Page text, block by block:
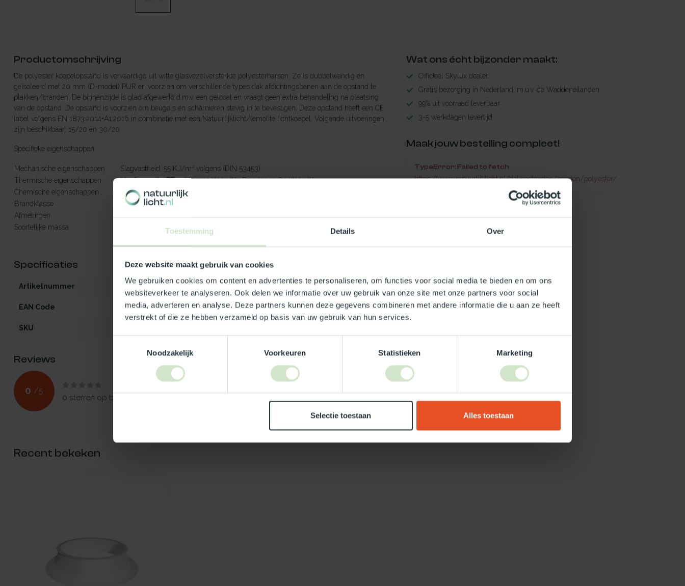
Toestemming Details Over
Deze website maakt gebruik van cookies
We gebruiken cookies om content en advertenties te personaliseren, om functies voor social media te bieden en om ons
websiteverkeer te analyseren. Ook delen we informatie over uw gebruik van onze site met onze partners voor social
media, adverteren en analyse. Deze partners kunnen deze gegevens combineren met andere informatie die u aan ze heeft
verstrekt of die ze hebben verzameld op basis van uw gebruik van hun services.
Noodzakelijk
Voorkeuren Statistieken Marketing
Selectie toestaan Alles toestaan
Productomschrijving
De polyester koepelopstand is vervaardigd uit witte glasvezelversterkte polyesterharsen. Ze is dubbelwandig en
geïsoleerd met 20 mm (D-model) PUR en voorzien om verschillende types dak afdichtingsbanen aan de opstand te
plakken/branden. De binnenzijde is glad afgewerkt d.m.v. een gelcoat en vraagt geen extra behandeling na plaatsing
van de opstand. De opstand is voorzien om beugels en scharnieren stevig in te bevestigen. Deze opstand heeft een CE
label volgens EN 1873:2014+A1:2016 in combinatie met een Natuurlijklicht/lemolite lichtkoepel. Volgende uitvoeringen
zijn beschikbaar: 15/20 en 30/20
Specifieke eigenschappen:
Mechanische eigenschappen
Slagvastheid: 55 KJ/m² volgens (DIN 53453)
Thermische eigenschappen
Uup*-waarde: PO15/25: 1,32 W/m²K. D30/20: 0,80 W/m²K
Chemische eigenschappen
Resistent aan de meeste zuren en basen
Brandklasse
Afmetingen
Hoogte 15/20 15 cm. Hoogte 30/30 30 cm
Soortelijke massa
1400 à 1600 kg/m³ bij 20°C
Specificaties
Artikelnummer DO-PY-rond-230cm
EAN Code 5412970227038
SKU
Reviews
0 /5
0 sterren op basis van
Je beoordeling toevoegen
Wat ons écht bijzonder maakt:
Officieel Skylux dealer!
Gratis bezorging in Nederland, m.u.v. de Waddeneilanden
99% uit voorraad leverbaar
3-5 werkdagen levertijd
Maak jouw bestelling compleet!
TypeError: Failed to fetch
https://www.natuurlijklicht.nl/dakopstanden/soorten/polyester/
Recent bekeken